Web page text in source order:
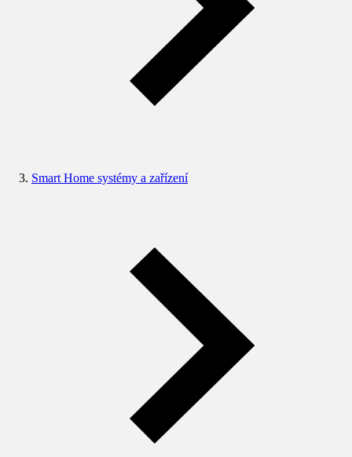
Smart Home systémy a zařízení